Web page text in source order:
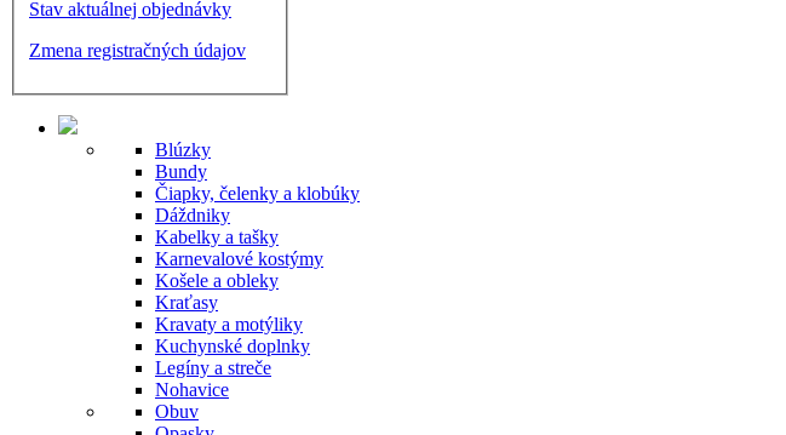
Stav aktuálnej objednávky
Zmena registračných údajov
Blúzky
Bundy
Čiapky, čelenky a klobúky
Dáždniky
Kabelky a tašky
Karnevalové kostýmy
Košele a obleky
Kraťasy
Kravaty a motýliky
Kuchynské doplnky
Legíny a streče
Nohavice
Obuv